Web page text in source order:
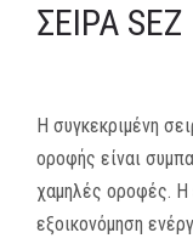
ΣΕΙΡΆ SEZ
Η συγκεκριμένη
οροφής είναι
χαμηλές οροφές. Η
εξοικονόμηση